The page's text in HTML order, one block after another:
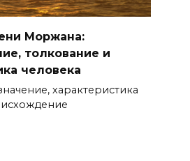
Моржана:
толкование и
человека
характеристика